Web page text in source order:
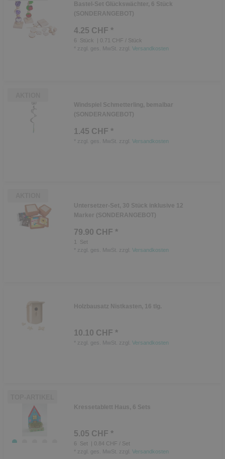
Bastel-Set Glückswächter, 6 Stück
(SONDERANGEBOT)
4.25 CHF *
6 Stück
| 0.71 CHF / Stück
zzgl. ges. MwSt. zzgl. Versandkosten
Windspiel Schmetterling, bemalbar
(SONDERANGEBOT)
1.45 CHF *
zzgl. ges. MwSt. zzgl. Versandkosten
Untersetzer-Set, 30 Stück inklusive 12
Marker (SONDERANGEBOT)
79.90 CHF *
1
Set
zzgl. ges. MwSt. zzgl. Versandkosten
Holzbausatz Nistkasten, 16 tlg.
10.10 CHF *
zzgl. ges. MwSt. zzgl. Versandkosten
Kressetablett Haus, 6 Sets
5.05 CHF *
6 Set
| 0.84 CHF / Set
zzgl. ges. MwSt. zzgl. Versandkosten